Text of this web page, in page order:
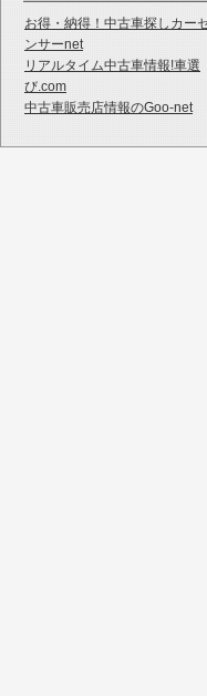
お得・納得！中古車探しカー
ンサーnet
リアルタイム中古車情報!車選
び.com
中古車販売店情報のGoo-net